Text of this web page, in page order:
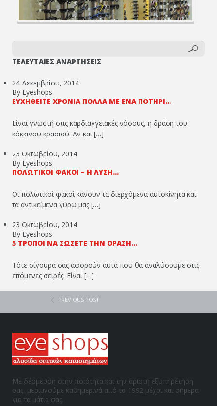
ΤΕΛΕΥΤΑΙΕΣ ΑΝΑΡΤΗΣΕΙΣ
24 Δεκεμβρίου, 2014
By Eyeshops
ΕΥΧΗΘΕΊΤΕ ΧΡΌΝΙΑ ΠΟΛΛΆ ΜΕ ΈΝΑ ΠΟΤΉΡΙ...
Είναι γνωστή στις καρδιαγγειακές νόσους, η δράση του
κόκκινου κρασιού. Αν και […]
23 Οκτωβρίου, 2014
By Eyeshops
ΠΟΛΩΤΙΚΟΊ ΦΑΚΟΊ – Η ΛΎΣΗ...
Οι πολωτικοί φακοί κάνουν τα διερχόμενα αυτοκίνητα και
τα αντικείμενα γύρω μας […]
23 Οκτωβρίου, 2014
By Eyeshops
5 ΤΡΌΠΟΙ ΝΑ ΣΏΣΕΤΕ ΤΗΝ ΌΡΑΣΉ...
Τότε σίγουρα σας αφορούν αυτά που θα αναλύσουμε στις
επόμενες σειρές. Είναι […]
PREVIOUS POST
Με δέσμευση στην ποιότητα και την άριστη εξυπηρέτηση
σας, μεριμνούμε καθημερινά από το 1992 μέχρι και σήμερα
για τα μάτια σας.